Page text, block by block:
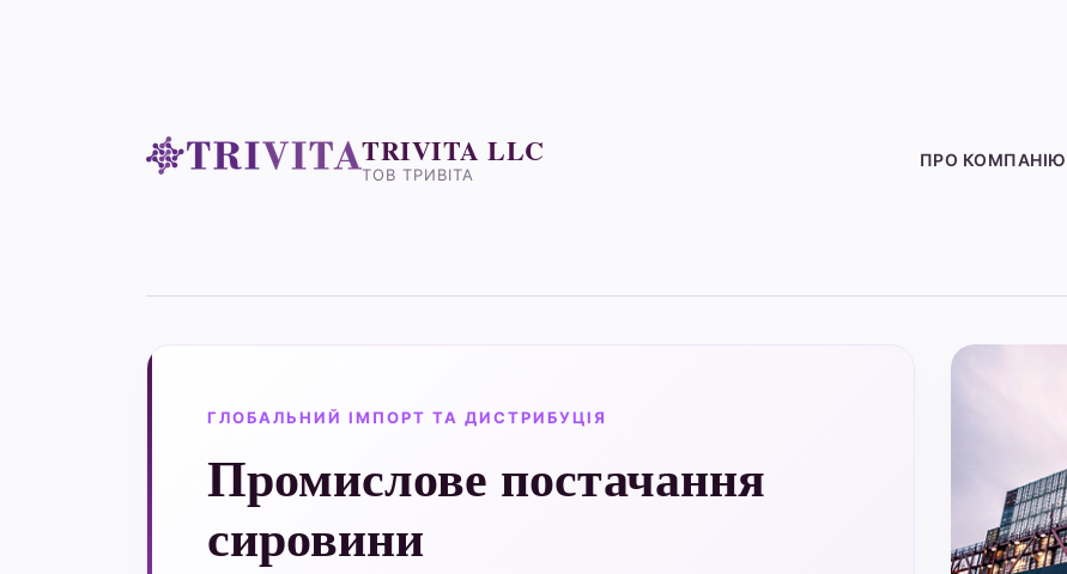
TRIVITA LLC
ТОВ ТРИВІТА
ПРО КОМПАНІЮ
ГЛОБАЛЬНИЙ ІМПОРТ ТА ДИСТРИБУЦІЯ
Промислове постачання
сировини